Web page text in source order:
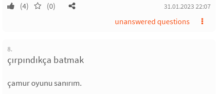
(4) (0) 31.01.2023 22:07
unanswered questions
8.
çırpındıkça batmak
çamur oyunu sanırım.